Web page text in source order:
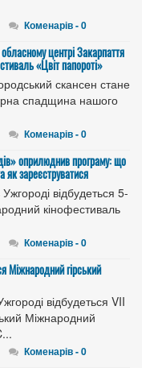
Коменарів - 0
центрі Закарпаття
«Цвіт папороті»
скансен стане
спадщина нашого
Коменарів - 0
оприлюднив програму: що
як зареєструватися
відбудеться 5-
кінофестиваль
Коменарів - 0
Міжнародний гірський
відбудеться VII
Міжнародний
Коменарів - 0